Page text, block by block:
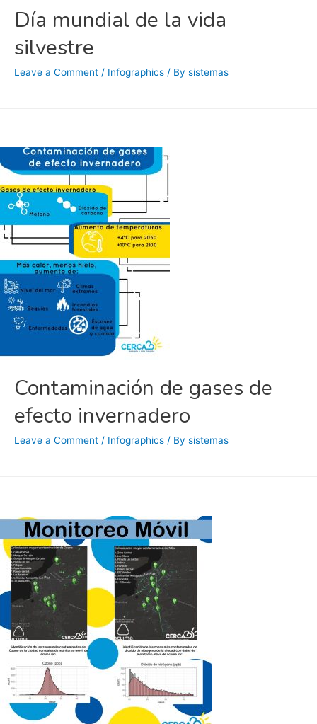
Día mundial de la vida
silvestre
Leave a Comment / Infographics / By sistemas
Contaminación de gases de
efecto invernadero
Leave a Comment / Infographics / By sistemas